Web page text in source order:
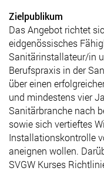
Zielpublikum
Das Angebot richtet
eidgenössisches
Sanitärinstallateur/in
Berufspraxis in der
über einen
und mindestens vier
Sanitärbranche nach
sowie sich vertieftes
Installationskontrolle
aneignen wollen.
SVGW Kurses